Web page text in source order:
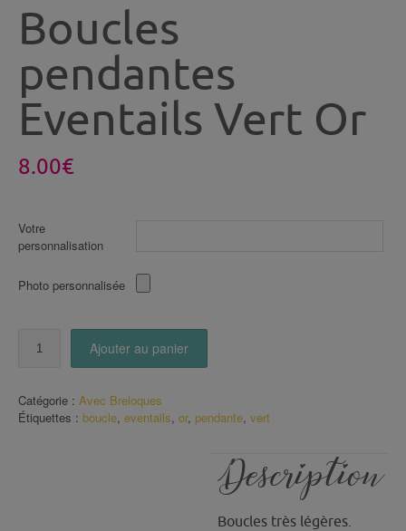
Boucles
pendantes
Eventails Vert Or
8.00€
Votre
personnalisation
Photo personnalisée
Eventails
Vert
Ajouter au panier
Catégorie : Avec Breloques
Étiquettes : boucle, eventails, or, pendante, vert
Description
Boucles très légères.